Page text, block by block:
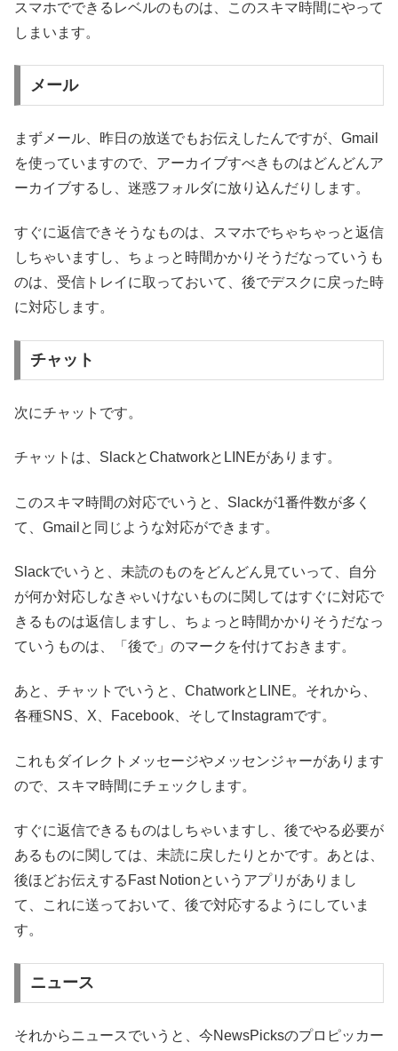
スマホでできるレベルのものは、このスキマ時間にやって
しまいます。
メール
まずメール、昨日の放送でもお伝えしたんですが、Gmail
を使っていますので、アーカイブすべきものはどんどんア
ーカイブするし、迷惑フォルダに放り込んだりします。
すぐに返信できそうなものは、スマホでちゃちゃっと返信
しちゃいますし、ちょっと時間かかりそうだなっていうも
のは、受信トレイに取っておいて、後でデスクに戻った時
に対応します。
チャット
次にチャットです。
チャットは、SlackとChatworkとLINEがあります。
このスキマ時間の対応でいうと、Slackが1番件数が多く
て、Gmailと同じような対応ができます。
Slackでいうと、未読のものをどんどん見ていって、自分
が何か対応しなきゃいけないものに関してはすぐに対応で
きるものは返信しますし、ちょっと時間かかりそうだなっ
ていうものは、「後で」のマークを付けておきます。
あと、チャットでいうと、ChatworkとLINE。それから、
各種SNS、X、Facebook、そしてInstagramです。
これもダイレクトメッセージやメッセンジャーがあります
ので、スキマ時間にチェックします。
すぐに返信できるものはしちゃいますし、後でやる必要が
あるものに関しては、未読に戻したりとかです。あとは、
後ほどお伝えするFast Notionというアプリがありまし
て、これに送っておいて、後で対応するようにしていま
す。
ニュース
それからニュースでいうと、今NewsPicksのプロピッカー